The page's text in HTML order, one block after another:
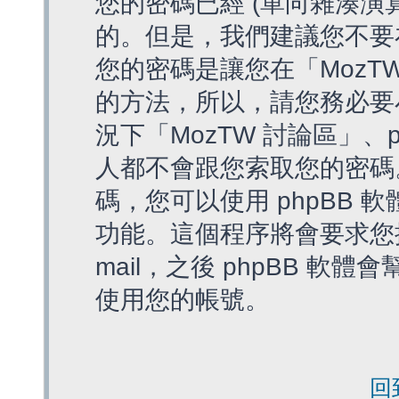
的。但是，我們建議您不
您的密碼是讓您在「
的方法，所以，請您務必
況下「MozTW 討論區」
人都不會跟您索取您的密
碼，您可以使用 phpBB 軟
功能。這個程序將會要求
mail，之後 phpBB 軟體會
使用您的帳號。